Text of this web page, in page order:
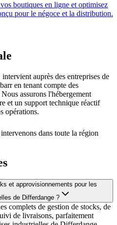
boutiques en ligne et optimisez
pour le négoce et la distribution.
auprès des entreprises de
en tenant compte des
assurons l'hébergement
et un support technique réactif
opérations.
dans toute la région
et approvisionnements pour les
de Differdange ?
complets de gestion de stocks, de
de livraisons, parfaitement